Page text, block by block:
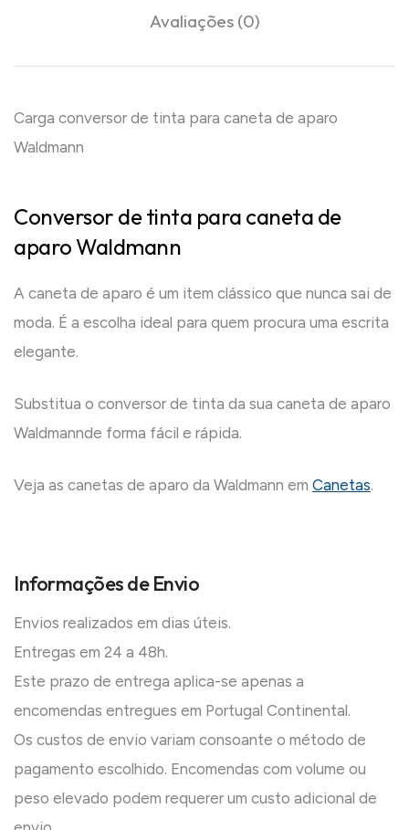
Avaliações (0)
Carga conversor de tinta para caneta de aparo
Waldmann
Conversor de tinta para caneta de
aparo Waldmann
A caneta de aparo é um item clássico que nunca sai de
moda. É a escolha ideal para quem procura uma escrita
elegante.
Substitua o conversor de tinta da sua caneta de aparo
Waldmannde forma fácil e rápida.
Veja as canetas de aparo da Waldmann em Canetas.
Informações de Envio
Envios realizados em dias úteis.
Entregas em 24 a 48h.
Este prazo de entrega aplica-se apenas a
encomendas entregues em Portugal Continental.
Os custos de envio variam consoante o método de
pagamento escolhido. Encomendas com volume ou
peso elevado podem requerer um custo adicional de